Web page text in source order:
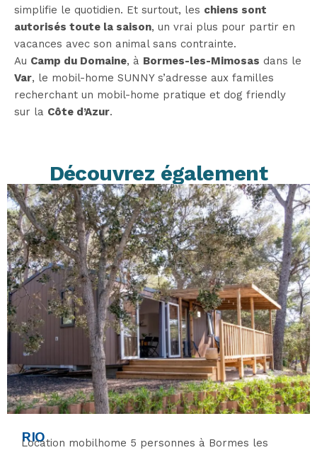
simplifie le quotidien. Et surtout, les chiens sont
autorisés toute la saison, un vrai plus pour partir en
vacances avec son animal sans contrainte.
Au Camp du Domaine, à Bormes-les-Mimosas dans le
Var, le mobil-home SUNNY s’adresse aux familles
recherchant un mobil-home pratique et dog friendly
sur la Côte d’Azur.
Découvrez également
RIO
Location mobilhome 5 personnes à Bormes les